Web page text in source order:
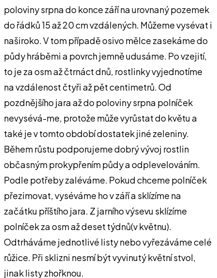
poloviny srpna do konce září na urovnaný pozemek
do řádků 15 až 20 cm vzdálených. Můžeme vysévat i
naširoko. V tom případě osivo mělce zasekáme do
půdy hráběmi a povrch jemně udusáme. Po vzejití,
to je za osm až čtrnáct dnů, rostlinky vyjednotíme
na vzdálenost čtyři až pět centimetrů. Od
pozdnějšího jara až do poloviny srpna polníček
nevysévá-me, protože může vyrůstat do květu a
také je v tomto období dostatek jiné zeleniny.
Během růstu podporujeme dobrý vývoj rostlin
občasným prokypřením půdy a odplevelováním.
Podle potřeby zaléváme. Pokud chceme polníček
přezimovat, vyséváme ho v září a sklízíme na
začátku příštího jara. Z jarního výsevu sklízíme
polníček za osm až deset týdnů(v květnu).
Odtrháváme jednotlivé listy nebo vyřezáváme celé
růžice. Při sklizni nesmí být vyvinutý květní stvol,
jinak listy zhořknou.